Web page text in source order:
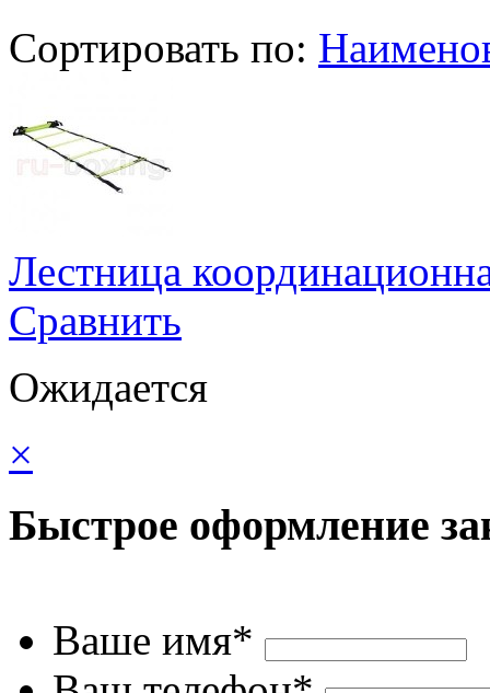
Сортировать по:
Лестница
Сравнить
Ожидается
×
Быстрое оформление
Ваше имя*